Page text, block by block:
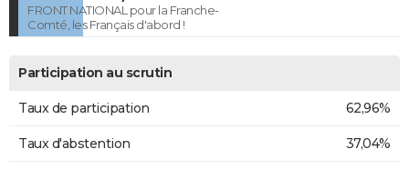
FRONT NATIONAL pour la Franche-
Comté, les Français d'abord !
Participation au scrutin
Taux de participation 62,96%
Taux d'abstention 37,04%